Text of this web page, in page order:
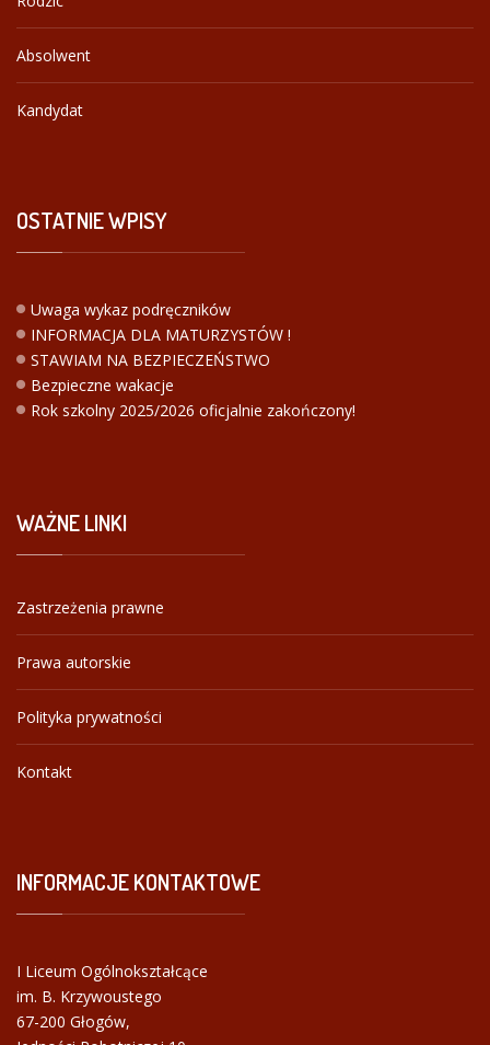
Absolwent
Kandydat
OSTATNIEWPISY
Uwaga wykaz podręczników
INFORMACJA DLA MATURZYSTÓW !
STAWIAM NA BEZPIECZEŃSTWO
Bezpieczne wakacje
Rok szkolny 2025/2026 oficjalnie zakończony!
WAŻNELINKI
Zastrzeżenia prawne
Prawa autorskie
Polityka prywatności
Kontakt
INFORMACJEKONTAKTOWE
I Liceum Ogólnokształcące
im. B. Krzywoustego
67-200 Głogów,